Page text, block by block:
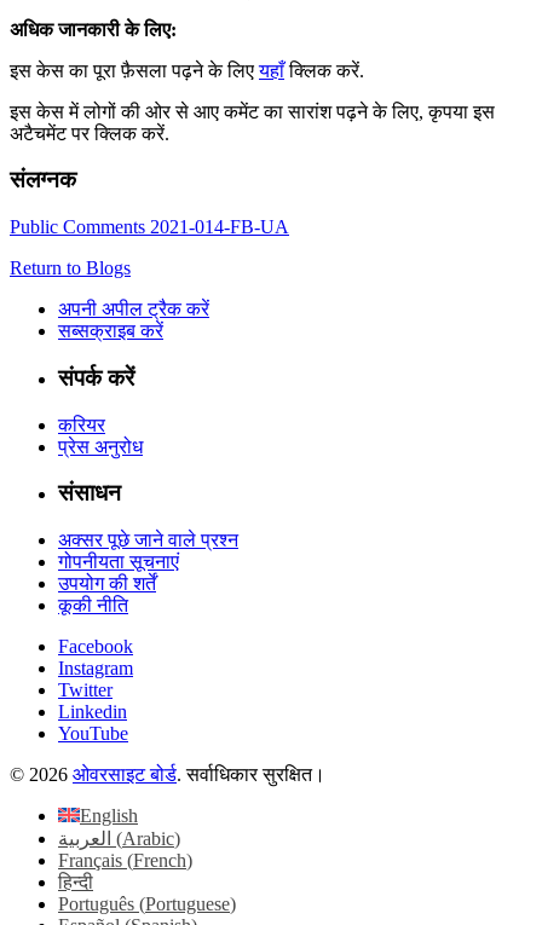
अधिक जानकारी के लिए:
इस केस का पूरा फ़ैसला पढ़ने के लिएयहाँक्लिक करें.
इस केस में लोगों की ओर से आए कमेंट का सारांश पढ़ने के लिए, कृपया इस
अटैचमेंट पर क्लिक करें.
संलग्नक
Public Comments 2021-014-FB-UA
Return to Blogs
अपनी अपील ट्रैक करें
सब्सक्राइब करें
संपर्क करें
करियर
प्रेस अनुरोध
संसाधन
अक्सर पूछे जाने वाले प्रश्न
गोपनीयता सूचनाएं
उपयोग की शर्तें
कूकी नीति
Facebook
Instagram
Twitter
Linkedin
YouTube
© 2026 ओवरसाइट बोर्ड. सर्वाधिकार सुरक्षित।
English
العربية (Arabic)
Français (French)
हिन्दी
Português (Portuguese)